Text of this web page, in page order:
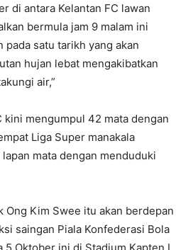
di antara Kelantan FC lawan
bermula jam 9 malam ini
satu tarikh yang akan
hujan lebat mengakibatkan
air,”
kini mengumpul 42 mata dengan
Liga Super manakala
mata dengan menduduki
Ong Kim Swee itu akan berdepan
saingan Piala Konfederasi Bola